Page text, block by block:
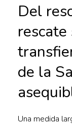
Del
de la
Una medida